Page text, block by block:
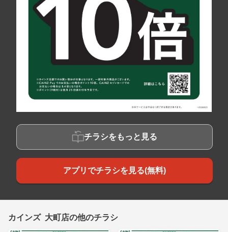
チラシをもっと見る
アプリでチラシを見る(無料)
カインズ 大町店の他のチラシ